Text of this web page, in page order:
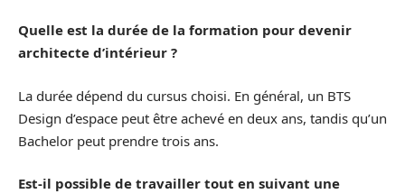
Quelle est la durée de la formation pour devenir
architecte d’intérieur ?
La durée dépend du cursus choisi. En général, un BTS
Design d’espace peut être achevé en deux ans, tandis qu’un
Bachelor peut prendre trois ans.
Est-il possible de travailler tout en suivant une